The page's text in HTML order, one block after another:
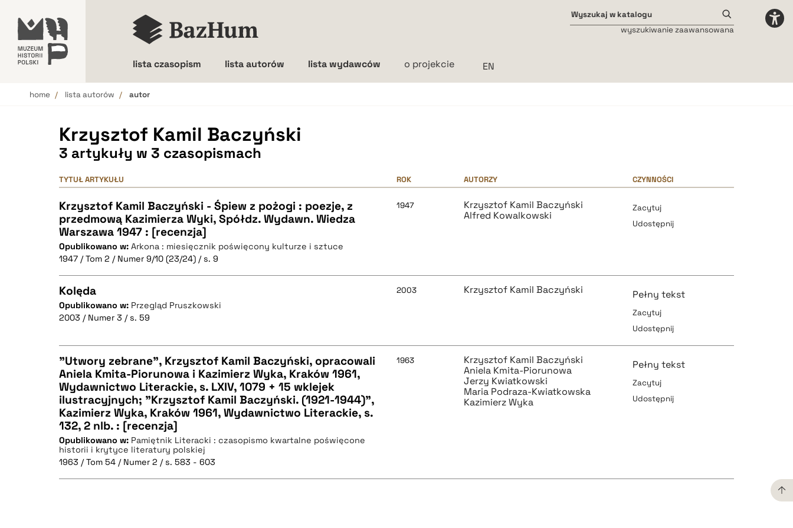
lista czasopism lista autorów lista wydawców o projekcie
wyszukiwanie zaawansowana
home lista autorów autor
Krzysztof Kamil Baczyński
3 artykuły w 3 czasopismach
TYTUŁ ARTYKUŁU ROK AUTORZY CZYNNOŚCI
Krzysztof Kamil Baczyński - Śpiew z pożogi : poezje, z
przedmową Kazimierza Wyki, Spółdz. Wydawn. Wiedza
Warszawa 1947 : [recenzja]
Opublikowano w: Arkona : miesięcznik poświęcony kulturze i sztuce
1947 / Tom 2 / Numer 9/10 (23/24) / s. 9
1947
Krzysztof Kamil Baczyński
Alfred Kowalkowski
Zacytuj
Udostępnij
CZYSTY TEKST
pobierz cytat
BIBTEX
Kolęda
Opublikowano w: Przegląd Pruszkowski
2003 / Numer 3 / s. 59
2003 Krzysztof Kamil Baczyński Pełny tekst
Zacytuj
Udostępnij
CZYSTY TEKST
BIBTEX
pobierz cytat
"Utwory zebrane", Krzysztof Kamil Baczyński, opracowali
Aniela Kmita-Piorunowa i Kazimierz Wyka, Kraków 1961,
Wydawnictwo Literackie, s. LXIV, 1079 + 15 wklejek
ilustracyjnych; "Krzysztof Kamil Baczyński. (1921-1944)",
Kazimierz Wyka, Kraków 1961, Wydawnictwo Literackie, s.
132, 2 nlb. : [recenzja]
Opublikowano w: Pamiętnik Literacki : czasopismo kwartalne poświęcone
historii i krytyce literatury polskiej
1963 / Tom 54 / Numer 2 / s. 583 - 603
1963
Krzysztof Kamil Baczyński
Aniela Kmita-Piorunowa
Jerzy Kwiatkowski
Maria Podraza-Kwiatkowska
Kazimierz Wyka
Pełny tekst
Zacytuj
Udostępnij